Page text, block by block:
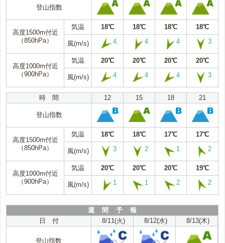
登山指数
高度1500m付近
（850hPa）
気温 18℃ 18℃ 18℃ 18℃
風(m/s) 4 4 4 3
高度1000m付近
（900hPa）
気温 20℃ 20℃ 20℃ 20℃
風(m/s) 4 4 4 3
時 間 12 15 18 21
登山指数
高度1500m付近
（850hPa）
気温 18℃ 18℃ 17℃ 17℃
風(m/s) 3 2 1 2
高度1000m付近
（900hPa）
気温 20℃ 20℃ 20℃ 19℃
風(m/s) 1 1 2 2
週 間 予 報
日 付
8/11(火) 8/12(水) 8/13(木)
登山指数